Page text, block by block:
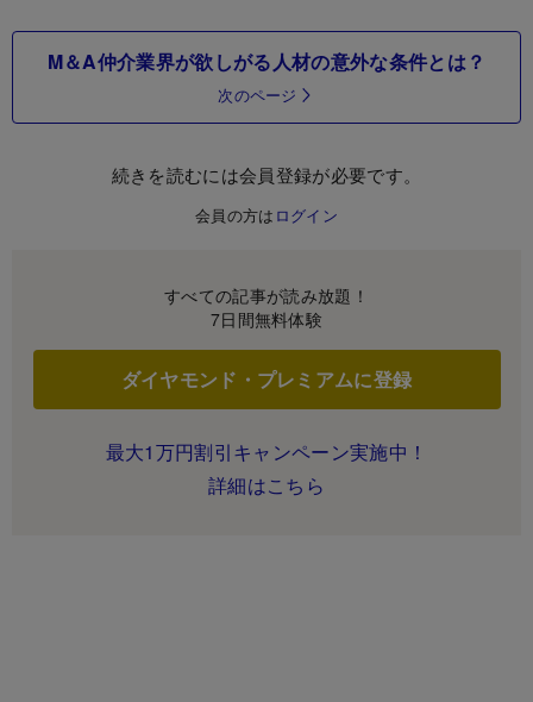
M＆A仲介業界が欲しがる人材の意外な条件とは？
次のページ
続きを読むには会員登録が必要です。
会員の方は ログイン
すべての記事が読み放題！
7日間無料体験
ダイヤモンド・プレミアムに登録
最大1万円割引キャンペーン実施中！
詳細はこちら